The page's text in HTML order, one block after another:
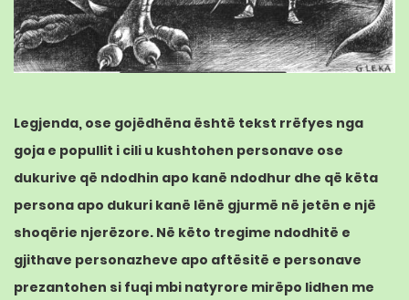
Legjenda, ose gojëdhëna është tekst rrëfyes nga
goja e popullit i cili u kushtohen personave ose
dukurive që ndodhin apo kanë ndodhur dhe që këta
persona apo dukuri kanë lënë gjurmë në jetën e një
shoqërie njerëzore. Në këto tregime ndodhitë e
gjithave personazheve apo aftësitë e personave
prezantohen si fuqi mbi natyrore mirëpo lidhen me